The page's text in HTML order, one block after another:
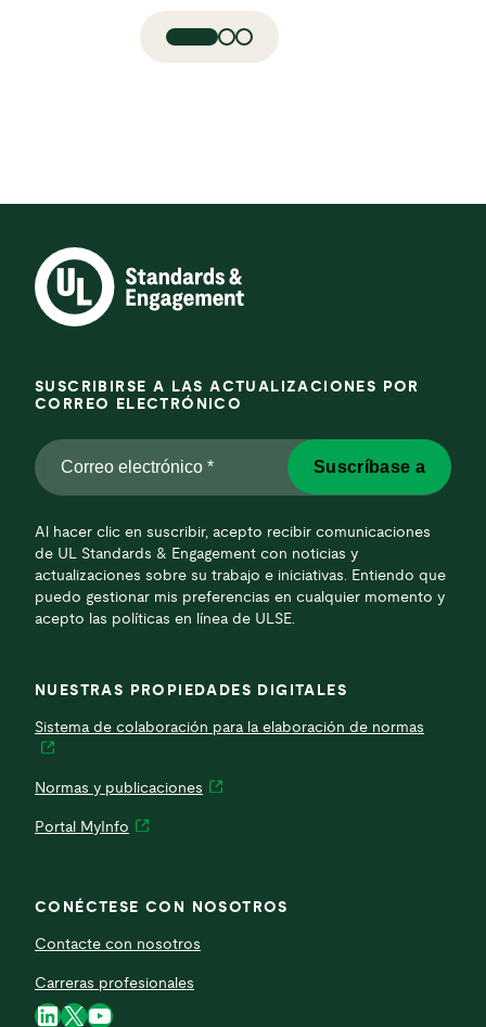
SUSCRIBIRSE A LAS ACTUALIZACIONES POR
CORREO ELECTRÓNICO
Correo
electrónico
Al hacer clic en suscribir, acepto recibir comunicaciones
de UL Standards & Engagement con noticias y
actualizaciones sobre su trabajo e iniciativas. Entiendo que
puedo gestionar mis preferencias en cualquier momento y
acepto las políticas en línea de ULSE.
Suscríbase a
NUESTRAS PROPIEDADES DIGITALES
Sistema de colaboración para la elaboración de normas
Normas y publicaciones
Portal MyInfo
CONÉCTESE CON NOSOTROS
Contacte con nosotros
Carreras profesionales
LinkedIn
X YouTube